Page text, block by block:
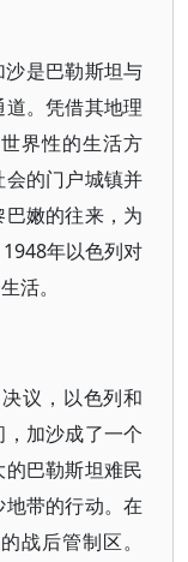
是巴勒斯坦与
。凭借其地理
界性的生活方
的门户城镇并
嫩的往来，为
年以色列对
活。
议，以色列和
加沙成了一个
巴勒斯坦难民
带的行动。在
战后管制区。